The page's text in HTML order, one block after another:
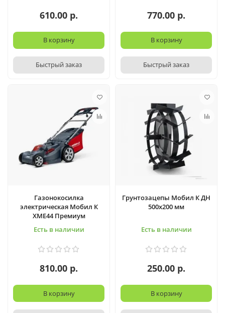
610.00 р.
В корзину
Быстрый заказ
770.00 р.
В корзину
Быстрый заказ
Газонокосилка
электрическая Мобил К
XME44 Премиум
Есть в наличии
810.00 р.
В корзину
Грунтозацепы Мобил К ДН
500х200 мм
Есть в наличии
250.00 р.
В корзину